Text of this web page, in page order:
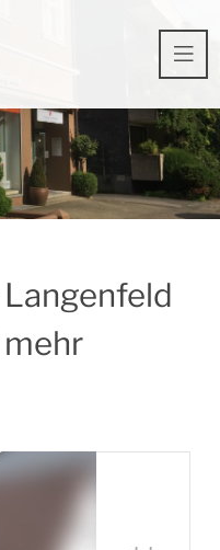
mehr